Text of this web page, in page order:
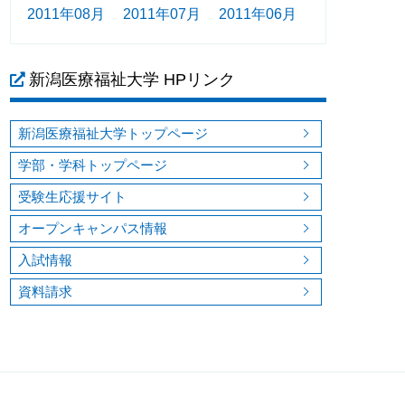
2011年08月
2011年07月 2011年06月
新潟医療福祉大学 HPリンク
新潟医療福祉大学トップページ
学部・学科トップページ
受験生応援サイト
オープンキャンパス情報
入試情報
資料請求